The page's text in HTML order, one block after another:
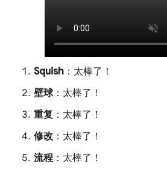
Squish ：太棒了！
壁球：太棒了！
重复 ：太棒了！
修改 ：太棒了！
流程 ：太棒了！